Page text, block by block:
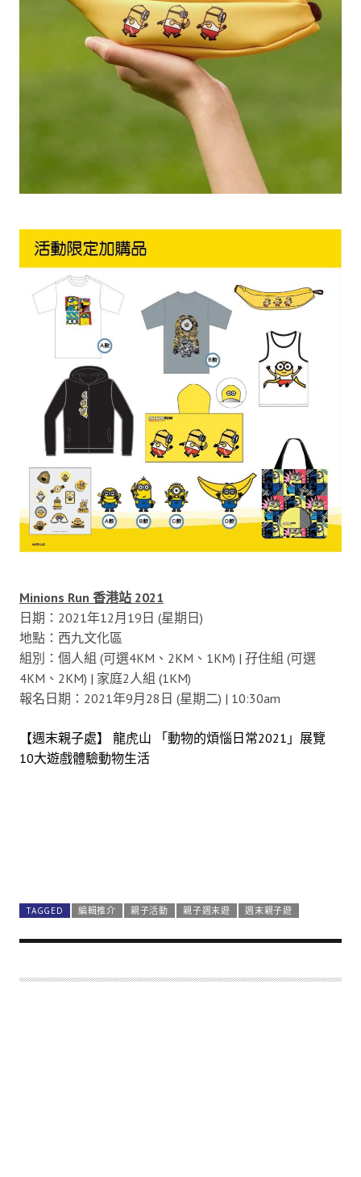
Minions Run 香港站 2021
日期：2021年12月19日 (星期日)
地點：西九文化區
組別：個人組 (可選4KM、2KM、1KM) | 孖住組 (可選
4KM、2KM) | 家庭2人組 (1KM)
報名日期：2021年9月28日 (星期二) | 10:30am
【週末親子處】 龍虎山 「動物的煩惱日常2021」展覽
10大遊戲體驗動物生活
TAGGED 編輯推介 親子活動 親子週末遊 週末親子遊